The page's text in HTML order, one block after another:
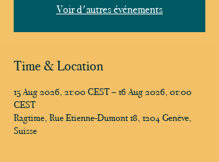
Voir d'autres événements
Time & Location
15 Aug 2026, 21:00 CEST – 16 Aug 2026, 01:00
CEST
Ragtime, Rue Etienne-Dumont 18, 1204 Genève,
Suisse